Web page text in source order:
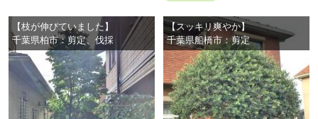
【枝が伸びていました】
千葉県柏市：剪定、伐採
【スッキリ爽やか】
千葉県船橋市：剪定